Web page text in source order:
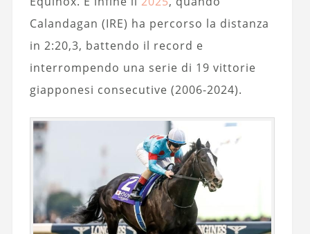
Calandagan (IRE) ha percorso la distanza
in 2:20,3, battendo il record e
interrompendo una serie di 19 vittorie
giapponesi consecutive (2006-2024).